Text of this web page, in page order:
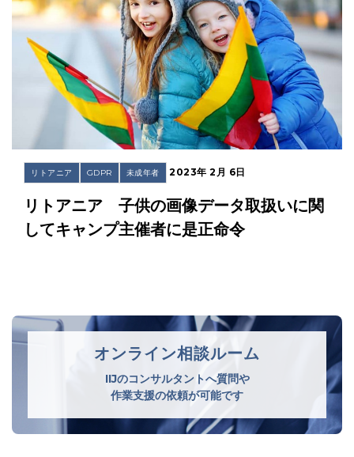
リトアニア GDPR 未成年者 2023年 2月 6日
リトアニア 子供の画像データ取扱いに関
してキャンプ主催者に是正命令
オンライン相談ルーム
IIJのコンサルタントへ質問や
作業支援の依頼が可能です